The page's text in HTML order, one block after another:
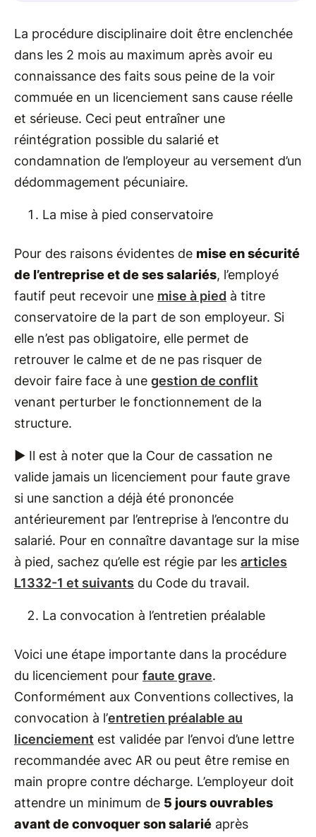
La procédure disciplinaire doit être enclenchée
dans les 2 mois au maximum après avoir eu
connaissance des faits sous peine de la voir
commuée en un licenciement sans cause réelle
et sérieuse. Ceci peut entraîner une
réintégration possible du salarié et
condamnation de l’employeur au versement d’un
dédommagement pécuniaire.
La mise à pied conservatoire
Pour des raisons évidentes de mise en sécurité
de l’entreprise et de ses salariés, l’employé
fautif peut recevoir une mise à pied à titre
conservatoire de la part de son employeur. Si
elle n’est pas obligatoire, elle permet de
retrouver le calme et de ne pas risquer de
devoir faire face à une gestion de conflit
venant perturber le fonctionnement de la
structure.
► Il est à noter que la Cour de cassation ne
valide jamais un licenciement pour faute grave
si une sanction a déjà été prononcée
antérieurement par l’entreprise à l’encontre du
salarié. Pour en connaître davantage sur la mise
à pied, sachez qu’elle est régie par les articles
L1332-1 et suivants du Code du travail.
La convocation à l’entretien préalable
Voici une étape importante dans la procédure
du licenciement pour faute grave.
Conformément aux Conventions collectives, la
convocation à l’entretien préalable au
licenciement est validée par l’envoi d’une lettre
recommandée avec AR ou peut être remise en
main propre contre décharge. L’employeur doit
attendre un minimum de 5 jours ouvrables
avant de convoquer son salarié après